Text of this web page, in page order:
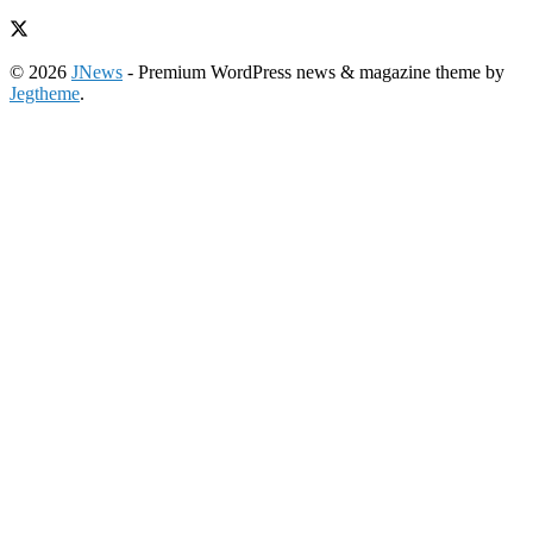
© 2026 JNews - Premium WordPress news & magazine theme by
Jegtheme.